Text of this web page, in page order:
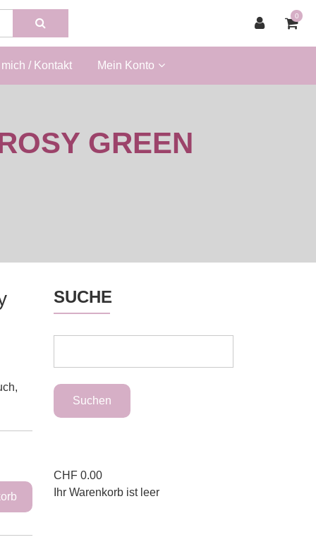
0
/ Kontakt Mein Konto
GREEN
SUCHE
CHF 0.00
Ihr Warenkorb ist leer